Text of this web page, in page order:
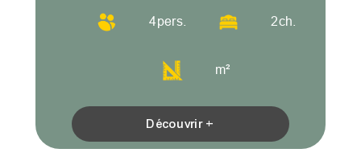
4pers. 2ch.
m²
Découvrir +